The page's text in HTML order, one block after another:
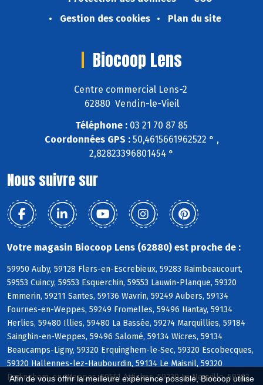
Afin de vous offrir la meilleure expérience possible, Biocoop utilise
Gestion des cookies
Plan du site
Biocoop Lens
Centre commercial Lens-2
62880 Vendin-le-Vieil
Téléphone : 03 21 70 87 85
Coordonnées GPS :50,4615661962522 ° ,
2,82823396801454 °
Nous suivre sur
Votre magasin Biocoop Lens (62880) est proche de :
59950 Auby, 59128 Flers-en-Escrebieux, 59283 Raimbeaucourt,
59553 Cuincy, 59553 Esquerchin, 59553 Lauwin-Planque, 59320
Emmerin, 59211 Santes, 59136 Wavrin, 59249 Aubers, 59134
Fournes-en-Weppes, 59249 Fromelles, 59496 Hantay, 59134
Herlies, 59480 Illies, 59480 La Bassée, 59274 Marquillies, 59184
Sainghin-en-Weppes, 59496 Salomé, 59134 Wicres, 59134
Beaucamps-Ligny, 59320 Erquinghem-le-Sec, 59320 Escobecques,
59320 Hallennes-lez-Haubourdin, 59134 Le Maisnil, 59320
Radinghem-en-Weppes, 59551 Attiches, 59239 La Neuville, 59283